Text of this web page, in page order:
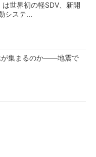
世界初の軽SDV、新開
システ...
が集まるのか――地震で